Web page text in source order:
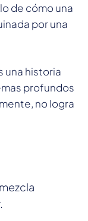
de cómo una
por una
una historia
profundos
no logra